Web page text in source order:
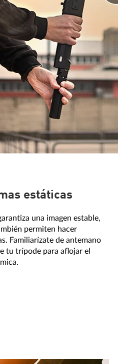
estáticas
una imagen estable,
permiten hacer
Familiarízate de antemano
tu trípode para aflojar el